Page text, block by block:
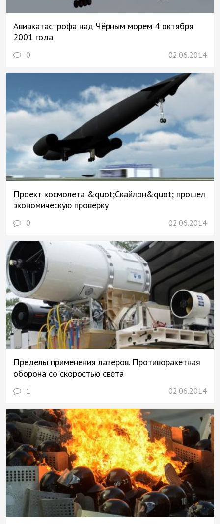
Авиакатастрофа над Чёрным морем 4 октября
2001 года
0 02.06.2014
Проект космолета &quot;Скайлон&quot; прошел
экономическую проверку
0 02.06.2014
Пределы применения лазеров. Противоракетная
оборона со скоростью света
1 02.06.2014